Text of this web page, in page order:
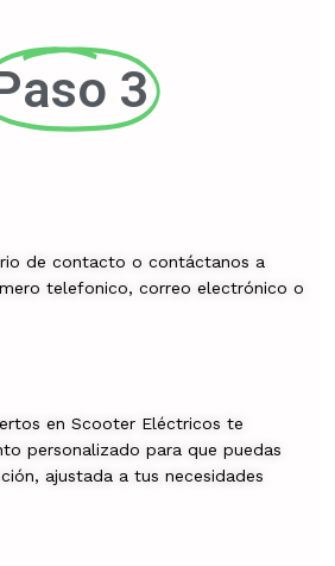
3
de contacto o contáctanos a
telefonico, correo electrónico o
en Scooter Eléctricos te
personalizado para que puedas
ajustada a tus necesidades